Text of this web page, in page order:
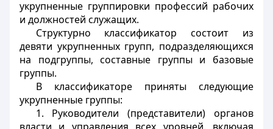
укрупненные группировки профессий рабочих
и должностей служащих.
Структурно классификатор состоит из
девяти укрупненных групп, подразделяющихся
на подгруппы, составные группы и базовые
группы.
В классификаторе приняты следующие
укрупненные группы:
1. Руководители (представители) органов